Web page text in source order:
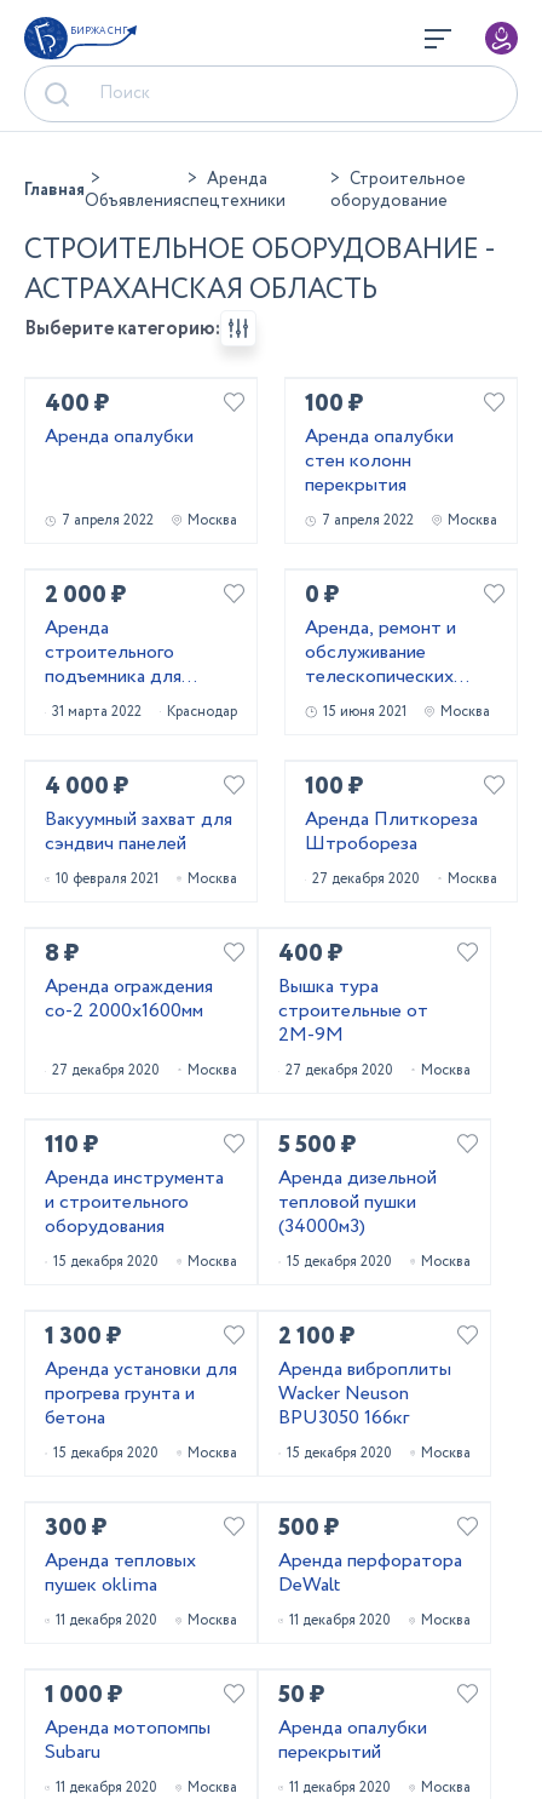
БИРЖА СНГ
ГлавнаяОбъявления
Аренда
спецтехники
Строительное
оборудование
СТРОИТЕЛЬНОЕ ОБОРУДОВАНИЕ -
АСТРАХАНСКАЯ ОБЛАСТЬ
Выберите категорию:
400 ₽
Аренда опалубки
7 апреля 2022 Москва
100 ₽
Аренда опалубки
стен колонн
перекрытия
7 апреля 2022 Москва
2 000 ₽
Аренда
строительного
подъемника для
работ на высоте (
электропривод и
31 марта 2022 Краснодар
0 ₽
Аренда, ремонт и
обслуживание
телескопических
погрузчиков
15 июня 2021 Москва
4 000 ₽
Вакуумный захват для
сэндвич панелей
10 февраля 2021 Москва
100 ₽
Аренда Плиткореза
Штробореза
27 декабря 2020 Москва
8 ₽
Аренда ограждения
со-2 2000х1600мм
27 декабря 2020 Москва
400 ₽
Вышка тура
строительные от
2М-9М
27 декабря 2020 Москва
110 ₽
Аренда инструмента
и строительного
оборудования
15 декабря 2020 Москва
5 500 ₽
Аренда дизельной
тепловой пушки
(34000м3)
15 декабря 2020 Москва
1 300 ₽
Аренда установки для
прогрева грунта и
бетона
15 декабря 2020 Москва
2 100 ₽
Аренда виброплиты
Wacker Neuson
BPU3050 166кг
15 декабря 2020 Москва
300 ₽
Аренда тепловых
пушек oklima
11 декабря 2020 Москва
500 ₽
Аренда перфоратора
DeWalt
11 декабря 2020 Москва
1 000 ₽
Аренда мотопомпы
Subaru
11 декабря 2020 Москва
50 ₽
Аренда опалубки
перекрытий
11 декабря 2020 Москва